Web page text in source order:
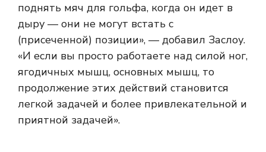
поднять мяч для гольфа, когда он идет в
дыру — они не могут встать с
(присеченной) позиции», — добавил Заслоу.
«И если вы просто работаете над силой ног,
ягодичных мышц, основных мышц, то
продолжение этих действий становится
легкой задачей и более привлекательной и
приятной задачей».